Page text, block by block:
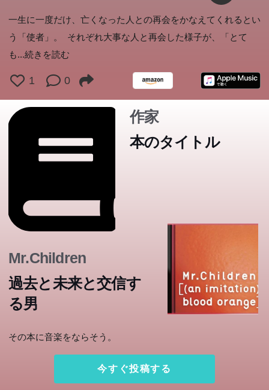
一生に一度だけ、亡くなった人との再会をかなえてくれるとい
う「使者」。 それぞれ大事な人と再会した様子が、「とて
も...続きを読む
1 0
作家
本のタイトル
Mr.Children
過去と未来と交信す
る男
その本に音楽をならそう。
今すぐ投稿する